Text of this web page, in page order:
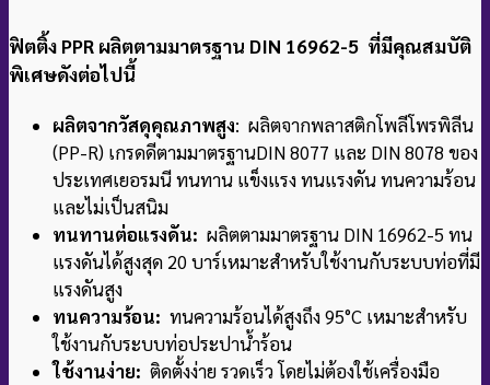
ฟิตติ้ง PPR ผลิตตามมาตรฐาน DIN 16962-5 ที่มีคุณสมบัติ
พิเศษดังต่อไปนี้
ผลิตจากวัสดุคุณภาพสูง: ผลิตจากพลาสติกโพลีโพรพิลีน
(PP-R) เกรดดีตามมาตรฐานDIN 8077 และ DIN 8078 ของ
ประเทศเยอรมนี ทนทาน แข็งแรง ทนแรงดัน ทนความร้อน
และไม่เป็นสนิม
ทนทานต่อแรงดัน: ผลิตตามมาตรฐาน DIN 16962-5 ทน
แรงดันได้สูงสุด 20 บาร์เหมาะสำหรับใช้งานกับระบบท่อที่มี
แรงดันสูง
ทนความร้อน: ทนความร้อนได้สูงถึง 95°C เหมาะสำหรับ
ใช้งานกับระบบท่อประปาน้ำร้อน
ใช้งานง่าย: ติดตั้งง่าย รวดเร็ว โดยไม่ต้องใช้เครื่องมือ